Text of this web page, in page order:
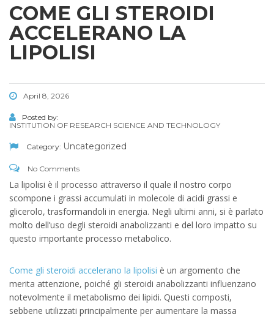
COME GLI STEROIDI
ACCELERANO LA
LIPOLISI
April 8, 2026
Posted by:
INSTITUTION OF RESEARCH SCIENCE AND TECHNOLOGY
Category: Uncategorized
No Comments
La lipolisi è il processo attraverso il quale il nostro corpo
scompone i grassi accumulati in molecole di acidi grassi e
glicerolo, trasformandoli in energia. Negli ultimi anni, si è parlato
molto dell’uso degli steroidi anabolizzanti e del loro impatto su
questo importante processo metabolico.
Come gli steroidi accelerano la lipolisi è un argomento che
merita attenzione, poiché gli steroidi anabolizzanti influenzano
notevolmente il metabolismo dei lipidi. Questi composti,
sebbene utilizzati principalmente per aumentare la massa